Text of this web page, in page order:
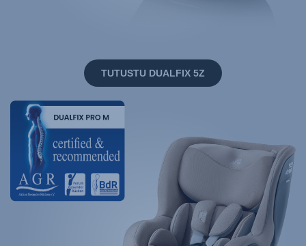
TUTUSTU DUALFIX 5Z